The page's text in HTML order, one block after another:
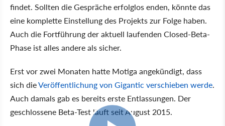
findet. Sollten die Gespräche erfolglos enden, könnte das
eine komplette Einstellung des Projekts zur Folge haben.
Auch die Fortführung der aktuell laufenden Closed-Beta-
Phase ist alles andere als sicher.
Erst vor zwei Monaten hatte Motiga angekündigt, dass
sich dieVeröffentlichung von Gigantic verschieben werde.
Auch damals gab es bereits erste Entlassungen. Der
geschlossene Beta-Test läuft seit August 2015.